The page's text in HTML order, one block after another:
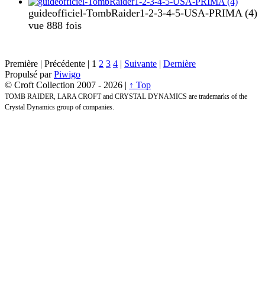
guideofficiel-TombRaider1-2-3-4-5-USA-PRIMA (4)
vue 888 fois
Première | Précédente | 1 2 3 4 | Suivante | Dernière
Propulsé parPiwigo
© Croft Collection 2007 - 2026 | ↑ Top
TOMB RAIDER, LARA CROFT and CRYSTAL DYNAMICS are trademarks of the
Crystal Dynamics group of companies.